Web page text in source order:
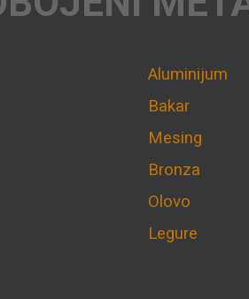
Aluminijum
Bakar
Mesing
Bronza
Olovo
Legure